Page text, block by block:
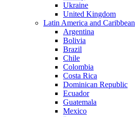
Ukraine
United Kingdom
Latin America and Caribbean
Argentina
Bolivia
Brazil
Chile
Colombia
Costa Rica
Dominican Republic
Ecuador
Guatemala
Mexico